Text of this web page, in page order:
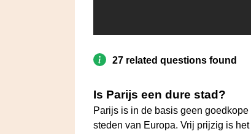
27 related questions found
Is Parijs een dure stad?
Parijs is in de basis geen
steden van Europa. Vrij prijzig is